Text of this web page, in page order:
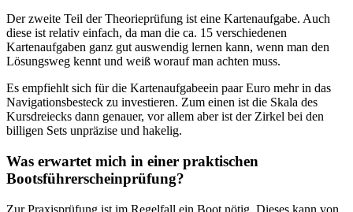
Der zweite Teil der Theorieprüfung ist eine Kartenaufgabe. Auch
diese ist relativ einfach, da man die ca. 15 verschiedenen
Kartenaufgaben ganz gut auswendig lernen kann, wenn man den
Lösungsweg kennt und weiß worauf man achten muss.
Es empfiehlt sich für die Kartenaufgabeein paar Euro mehr in das
Navigationsbesteck zu investieren. Zum einen ist die Skala des
Kursdreiecks dann genauer, vor allem aber ist der Zirkel bei den
billigen Sets unpräzise und hakelig.
Was erwartet mich in einer praktischen
Bootsführerscheinprüfung?
Zur Praxisprüfung ist im Regelfall ein Boot nötig. Dieses kann von